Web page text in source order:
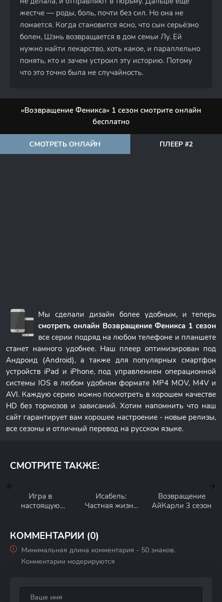
жестче — роды, боль, почти без сил. Но она не
ломается. Когда становится ясно, что сын серьёзно
болен, Шэнь возвращается в дом семьи Лу. Ей
нужно найти лекарство, хоть какое, и параллельно
понять, кто и зачем устроил эту историю. Потому
что это точно была не случайность.
«Возвращение Феникса» 1 сезон смотрите онлайн
бесплатно
СМОТРЕТЬ ОНЛАЙН ПЛЕЕР #2
Мы сделали дизайн более удобным, и теперь
смотреть онлайн Возвращение Феникса 1 сезон
все серии подряд на любом телефоне и планшете
станет намного удобнее. Наш плеер оптимизирован под
Андроид (Android), а также для популярных смартфон
устройств iPad и iPhone, под управлением операционной
системы IOS в любом удобном формате MP4 MOV, M4V и
AVI. Каждую серию можно посмотреть в хорошем качестве
HD без тормозов и зависаний. Хотим напомнить что наш
сайт гарантирует вам хорошее настроение - новые релизы,
все сезоны и отличный перевод на русском языке.
СМОТРИТЕ ТАКЖЕ:
Игра в
настоящую
Исабель:
Частная жизнь
Альенде 1 сезон
Возвращение
АйКарли 3 сезон
КОММЕНТАРИИ (0)
Минимальная длина комментария - 50 знаков.
Комментарии модерируются